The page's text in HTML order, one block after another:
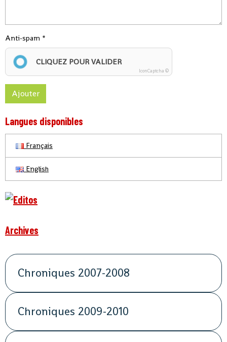
Anti-spam
CLIQUEZ POUR VALIDER
IconCaptcha ©
Ajouter
Langues disponibles
Français
English
Archives
Chroniques 2007-2008
Chroniques 2009-2010